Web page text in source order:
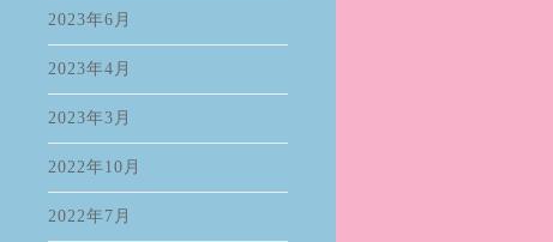
2023年6月
2023年4月
2023年3月
2022年10月
2022年7月